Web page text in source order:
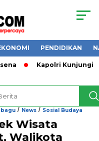
PENDIDIKAN
Kapolri Kunjungi
/ News / Sosial Budaya
Wisata
Walikota